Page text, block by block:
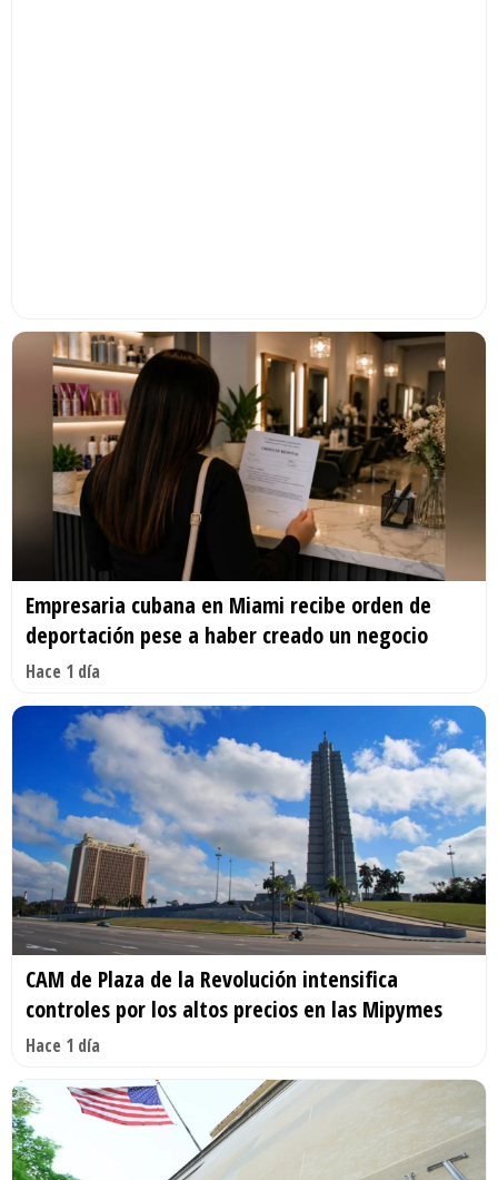
Empresaria cubana en Miami recibe orden de
deportación pese a haber creado un negocio
Hace 1 día
CAM de Plaza de la Revolución intensifica
controles por los altos precios en las Mipymes
Hace 1 día